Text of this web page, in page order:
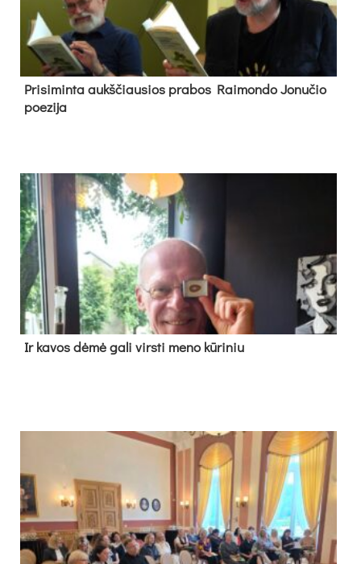
Pri­si­min­ta aukš­čiau­sios pra­bos Rai­mon­do Jo­nu­čio
poe­zi­ja
Ir ka­vos dė­mė ga­li virs­ti me­no kū­ri­niu